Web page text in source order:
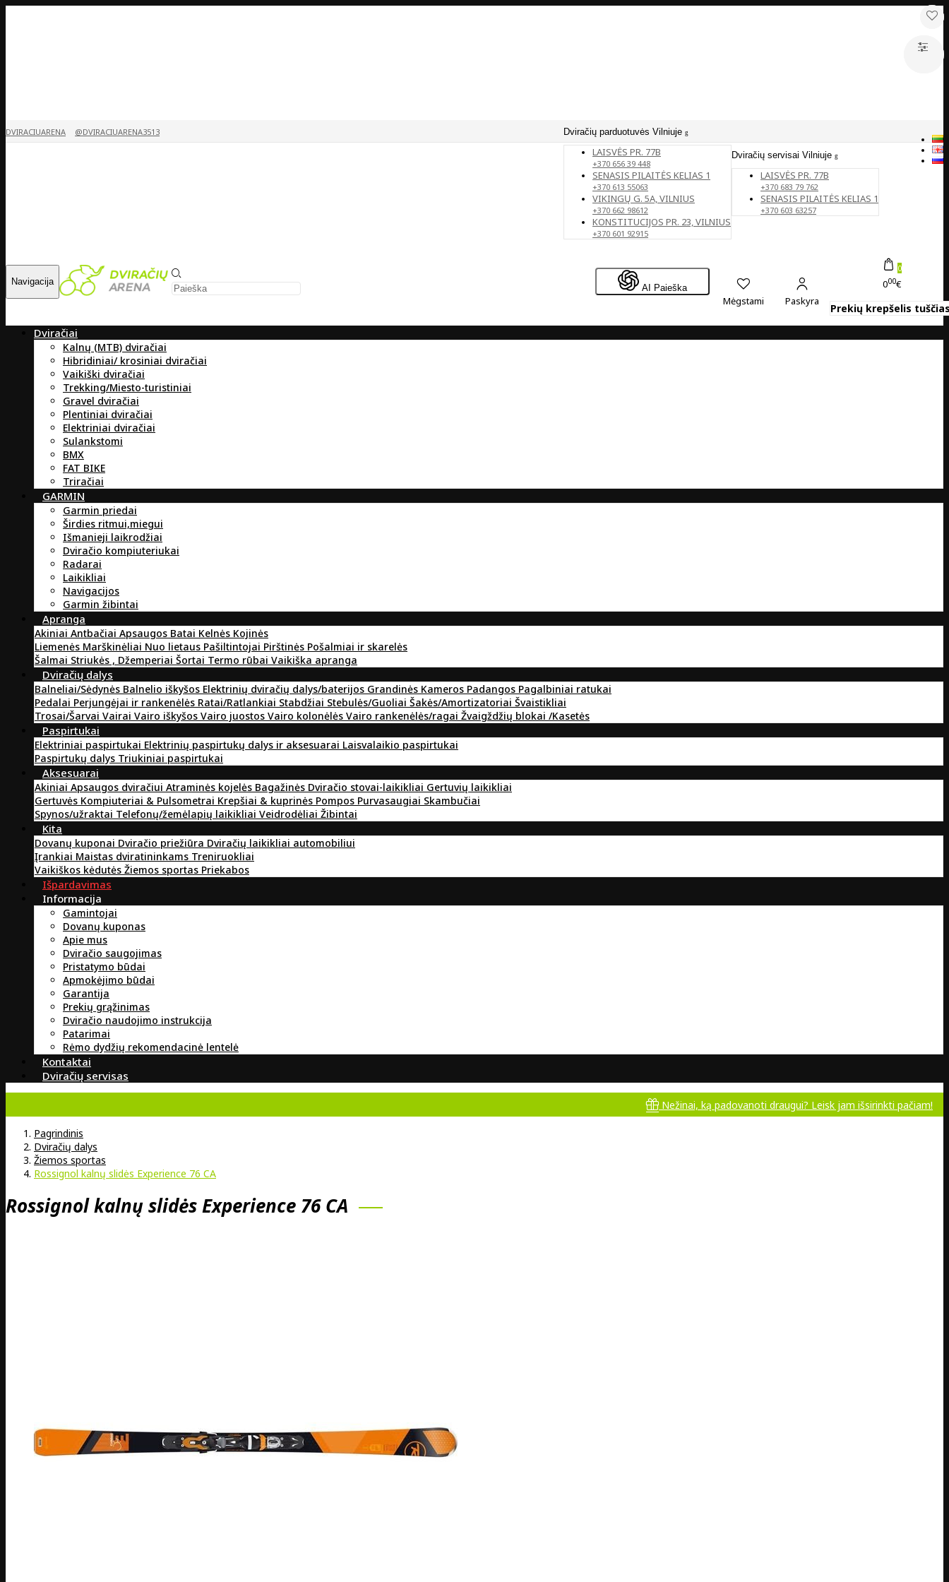
Dviračių parduotuvės Vilniuje
LAISVĖS PR. 77B
+370 656 39 448
SENASIS PILAITĖS KELIAS 1
+370 613 55063
VIKINGŲ G. 5A, VILNIUS
+370 662 98612
KONSTITUCIJOS PR. 23, VILNIUS
+370 601 92915
Dviračių servisai Vilniuje
LAISVĖS PR. 77B
+370 683 79 762
SENASIS PILAITĖS KELIAS 1
+370 603 63257
DVIRACIUARENA @DVIRACIUARENA3513
Navigacija
AI Paieška
Mėgstami Paskyra
0
000€
Prekių krepšelis
Dviračiai
Kalnų (MTB) dviračiai
Hibridiniai/ krosiniai dviračiai
Vaikiški dviračiai
Trekking/Miesto-turistiniai
Gravel dviračiai
Plentiniai dviračiai
Elektriniai dviračiai
Sulankstomi
BMX
FAT BIKE
Triračiai
GARMIN
Garmin priedai
Širdies ritmui,miegui
Išmanieji laikrodžiai
Dviračio kompiuteriukai
Radarai
Laikikliai
Navigacijos
Garmin žibintai
Apranga
Akiniai Antbačiai Apsaugos Batai Kelnės Kojinės
Liemenės Marškinėliai Nuo lietaus Pašiltintojai Pirštinės Pošalmiai ir skarelės
Šalmai Striukės , Džemperiai Šortai Termo rūbai Vaikiška apranga
Dviračių dalys
Balneliai/Sėdynės Balnelio iškyšos Elektrinių dviračių dalys/baterijos Grandinės Kameros Padangos Pagalbiniai ratukai
Pedalai Perjungėjai ir rankenėlės Ratai/Ratlankiai Stabdžiai Stebulės/Guoliai Šakės/Amortizatoriai Švaistikliai
Trosai/Šarvai Vairai Vairo iškyšos Vairo juostos Vairo kolonėlės Vairo rankenėlės/ragai Žvaigždžių blokai /Kasetės
Paspirtukai
Elektriniai paspirtukai Elektrinių paspirtukų dalys ir aksesuarai Laisvalaikio paspirtukai
Paspirtukų dalys Triukiniai paspirtukai
Aksesuarai
Akiniai Apsaugos dviračiui Atraminės kojelės Bagažinės Dviračio stovai-laikikliai Gertuvių laikikliai
Gertuvės Kompiuteriai & Pulsometrai Krepšiai & kuprinės Pompos Purvasaugiai Skambučiai
Spynos/užraktai Telefonų/žemėlapių laikikliai Veidrodėliai Žibintai
Kita
Dovanų kuponai Dviračio priežiūra Dviračių laikikliai automobiliui
Įrankiai Maistas dviratininkams Treniruokliai
Vaikiškos kėdutės Žiemos sportas Priekabos
Išpardavimas
Informacija
Gamintojai
Dovanų kuponas
Apie mus
Dviračio saugojimas
Pristatymo būdai
Apmokėjimo būdai
Garantija
Prekių grąžinimas
Dviračio naudojimo instrukcija
Patarimai
Rėmo dydžių rekomendacinė lentelė
Kontaktai
Dviračių servisas
Nežinai, ką padovanoti draugui? Leisk jam išsirinkti pačiam!
Pagrindinis
Dviračių dalys
Žiemos sportas
Rossignol kalnų slidės Experience 76 CA
Rossignol kalnų slidės Experience 76 CA